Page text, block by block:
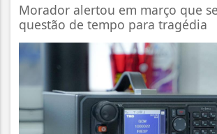
Morador alertou em março que
questão de tempo para tragédia